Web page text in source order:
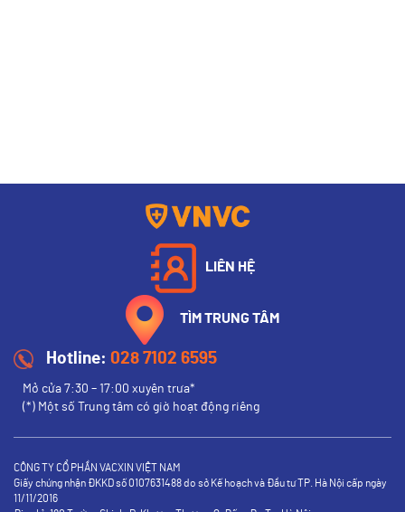
LIÊN HỆ
TÌM TRUNG TÂM
Hotline: 028 7102 6595
Mở cửa 7:30 – 17:00 xuyên trưa*
(*) Một số Trung tâm có giờ hoạt động riêng
CÔNG TY CỔ PHẦN VACXIN VIỆT NAM
Giấy chứng nhận ĐKKD số 0107631488 do sở Kế hoạch và Đầu tư TP. Hà Nội cấp ngày
11/11/2016